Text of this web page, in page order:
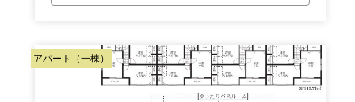
アパート（一棟）